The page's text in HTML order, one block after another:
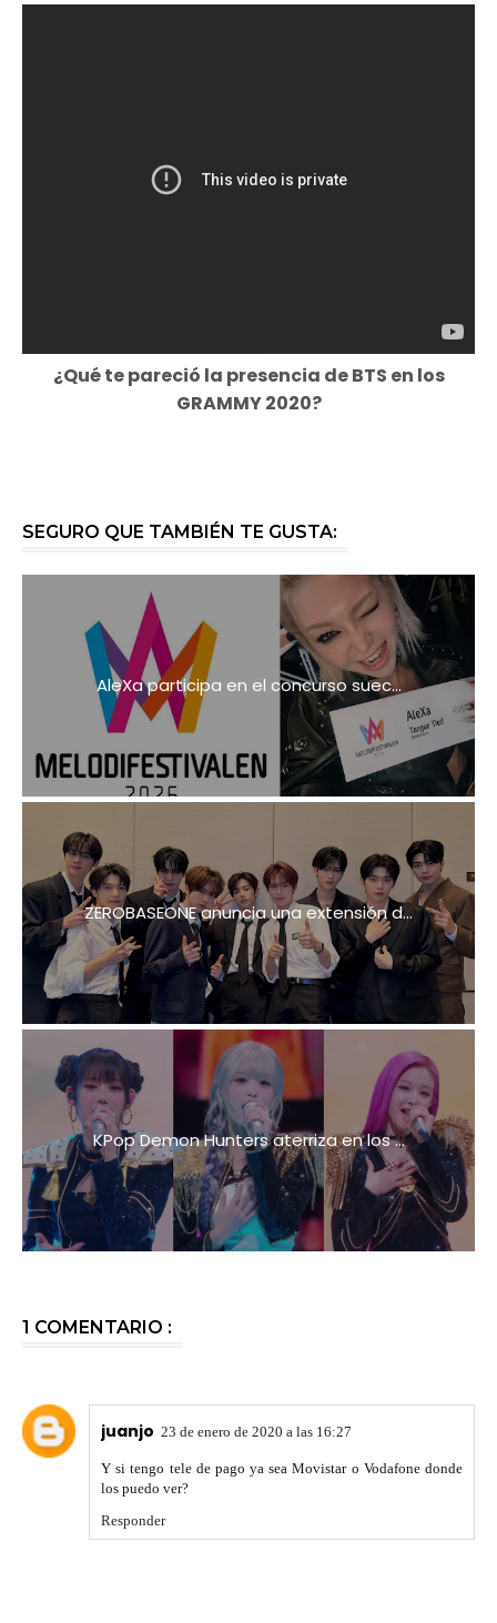
¿Qué te pareció la presencia de BTS en los
GRAMMY 2020?
SEGURO QUE TAMBIÉN TE GUSTA:
AleXa participa en el concurso suec...
ZEROBASEONE anuncia una extensión d...
KPop Demon Hunters aterriza en los ...
1 COMENTARIO :
juanjo 23 de enero de 2020 a las 16:27
Y si tengo tele de pago ya sea Movistar o Vodafone donde
los puedo ver?
Responder